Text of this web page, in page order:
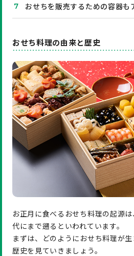
おせちを販売するための容器も
おせち料理の由来と歴史
お正月に食べるおせち料理の起源
代にまで遡るといわれています。
まずは、どのようにおせち料理が
歴史を見ていきましょう。